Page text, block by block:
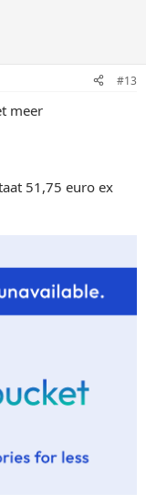
#13
meer
51,75 euro ex